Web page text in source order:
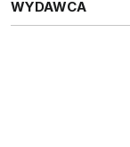
WYDAWCA